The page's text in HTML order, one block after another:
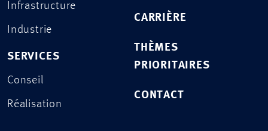
Infrastructure
Industrie
SERVICES
Conseil
Réalisation
CARRIÈRE
THÈMES
PRIORITAIRES
CONTACT